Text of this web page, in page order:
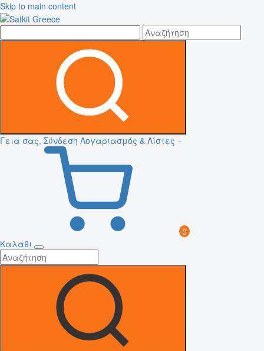
Skip to main content
Γεια σας, Σύνδεση Λογαριασμός & Λίστες
0
Καλάθι